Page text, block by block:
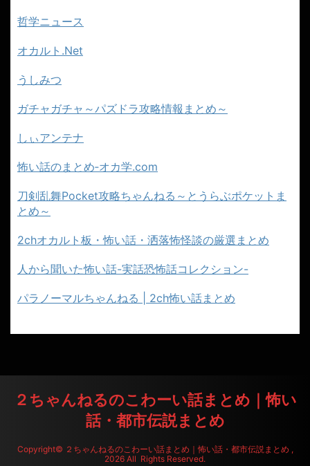
哲学ニュース
オカルト.Net
うしみつ
ガチャガチャ～パズドラ攻略情報まとめ～
しぃアンテナ
怖い話のまとめ‐オカ学.com
刀剣乱舞Pocket攻略ちゃんねる～とうらぶポケットま
とめ～
2chオカルト板・怖い話・洒落怖怪談の厳選まとめ
人から聞いた怖い話-実話恐怖話コレクション-
パラノーマルちゃんねる | 2ch怖い話まとめ
２ちゃんねるのこわーい話まとめ｜怖い
話・都市伝説まとめ
Copyright© ２ちゃんねるのこわーい話まとめ｜怖い話・都市伝説まとめ ,
2026 All Rights Reserved.